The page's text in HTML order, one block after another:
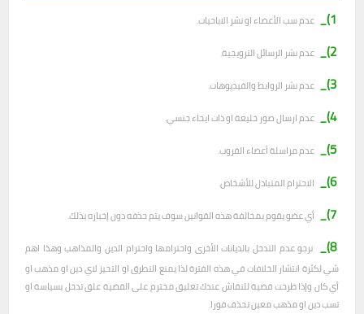
1)_
عدم سب الأعضاء او نشر الاباحيات.
2)_ عدم نشر الرسائل الترويجية.
3)_ عدم نشر الروابط والفيديوهات.
4)_ عدم ارسال صور خليعة او ذات ايحاء جنسي.
5)_ عدم مراسلة أعضاء القروب.
6)_ الاحترام المتبادل للأشخاص.
7)_ أي عضو يقوم بمخالفة هذه القوانين سوف يتم حذفه دون إخباره بذلك.
8)_
نرجو عدم التدخل بالديانات الأخرى واحترامها واحترام الدين والمذاهب وهذا اهم
شي لكثرة انتشار الخلافات في هذه الفترة لذا يمنع التطرق او التحيز لاي دين او مذهب او
أي كان وإذا طرحت قضية للنقاش عندك تعليق محترم على القضية علق تدخل بسياسة او
تسب دين او مذهب معين تحذف فورا.